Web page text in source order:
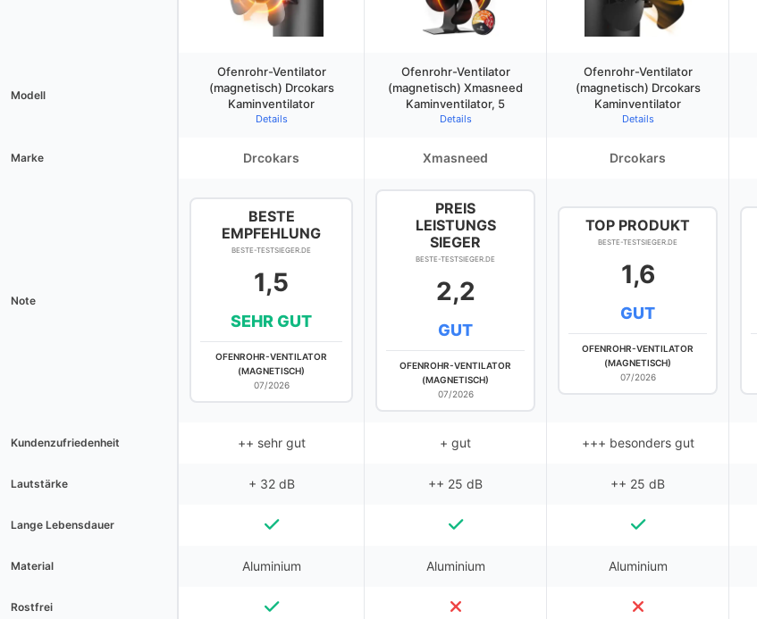
Modell
Ofenrohr-Ventilator
(magnetisch) Drcokars
Kaminventilator
Details
Ofenrohr-Ventilator
(magnetisch) Xmasneed
Kaminventilator, 5
Details
Ofenrohr-Ventilator
(magnetisch) Drcokars
Kaminventilator
Details
Marke Drcokars Xmasneed Drcokars
Note
BESTE
EMPFEHLUNG
BESTE-TESTSIEGER.DE
1,5
SEHR GUT
OFENROHR-VENTILATOR
(MAGNETISCH)
07/2026
PREIS
LEISTUNGS
SIEGER
BESTE-TESTSIEGER.DE
2,2
GUT
OFENROHR-VENTILATOR
(MAGNETISCH)
07/2026
TOP PRODUKT
BESTE-TESTSIEGER.DE
1,6
GUT
OFENROHR-VENTILATOR
(MAGNETISCH)
07/2026
Kundenzufriedenheit ++ sehr gut + gut +++ besonders gut
Lautstärke + 32 dB ++ 25 dB ++ 25 dB
Lange Lebensdauer
Material Aluminium Aluminium Aluminium
Rostfrei